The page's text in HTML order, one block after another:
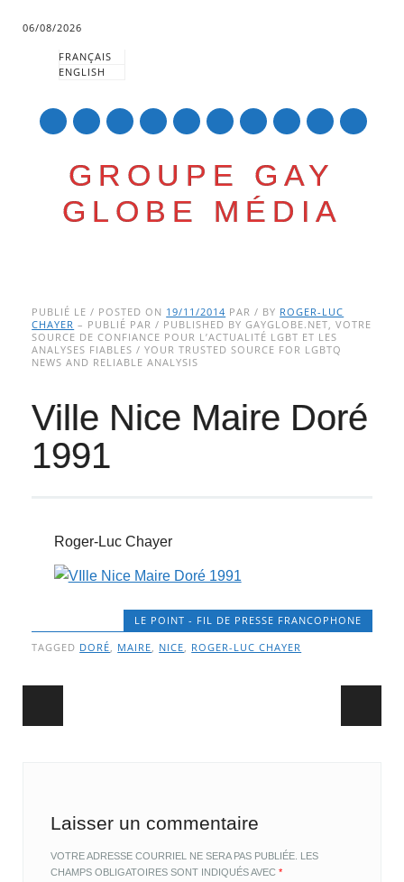
06/08/2026
FRANÇAIS
ENGLISH
GROUPE GAY
GLOBE MÉDIA
Main menu
to
content
PUBLIÉ LE / POSTED ON 19/11/2014 PAR / BY ROGER-LUC
CHAYER – PUBLIÉ PAR / PUBLISHED BY GAYGLOBE.NET, VOTRE
SOURCE DE CONFIANCE POUR L’ACTUALITÉ LGBT ET LES
ANALYSES FIABLES / YOUR TRUSTED SOURCE FOR LGBTQ
NEWS AND RELIABLE ANALYSIS
Ville Nice Maire Doré
1991
Roger-Luc Chayer
LE POINT - FIL DE PRESSE FRANCOPHONE
TAGGED DORÉ, MAIRE, NICE, ROGER-LUC CHAYER
Post navigation
Laisser un commentaire
VOTRE ADRESSE COURRIEL NE SERA PAS PUBLIÉE. LES
CHAMPS OBLIGATOIRES SONT INDIQUÉS AVEC*